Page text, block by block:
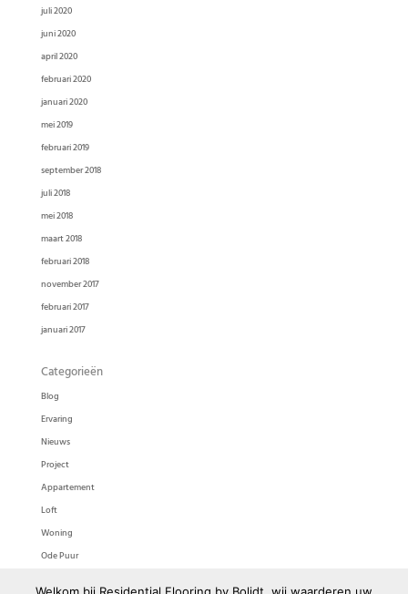
juli 2020
juni 2020
april 2020
februari 2020
januari 2020
mei 2019
februari 2019
september 2018
juli 2018
mei 2018
maart 2018
februari 2018
november 2017
februari 2017
januari 2017
Categorieën
Blog
Ervaring
Nieuws
Project
Appartement
Loft
Woning
Ode Puur